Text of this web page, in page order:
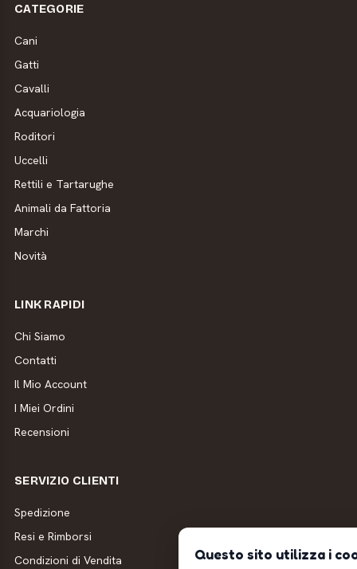
CATEGORIE
Cani
Gatti
Cavalli
Acquariologia
Roditori
Uccelli
Rettili e Tartarughe
Animali da Fattoria
Marchi
Novità
LINK RAPIDI
Chi Siamo
Contatti
Il Mio Account
I Miei Ordini
Recensioni
SERVIZIO CLIENTI
Spedizione
Resi e Rimborsi
Condizioni di Vendita
Questo sito utilizza i